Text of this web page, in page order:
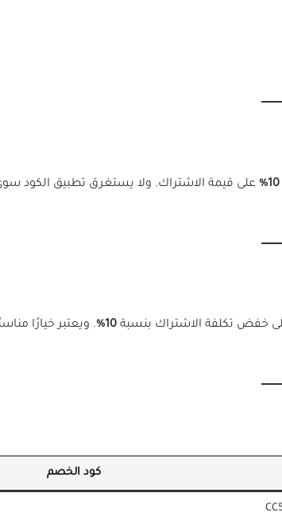
10%
على قيمة الاشتراك. ولا يستغرق تطبيق الكود
خفض تكلفة الاشتراك بنسبة 10%
. ويعتبر خيارًا
كود الخصم